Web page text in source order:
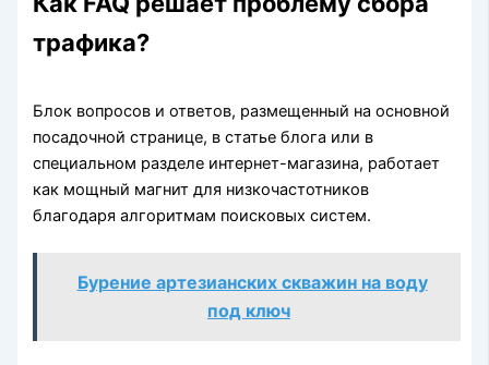
трафика?
Блок вопросов и ответов, размещенный на основной
посадочной странице, в статье блога или в
специальном разделе интернет-магазина, работает
как мощный магнит для низкочастотников
благодаря алгоритмам поисковых систем.
Бурение артезианских скважин на воду
под ключ